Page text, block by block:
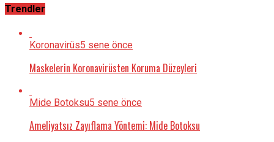
Trendler
Koronavirüs5 sene önce
Maskelerin Koronavirüsten Koruma Düzeyleri
Mide Botoksu5 sene önce
Ameliyatsız Zayıflama Yöntemi: Mide Botoksu